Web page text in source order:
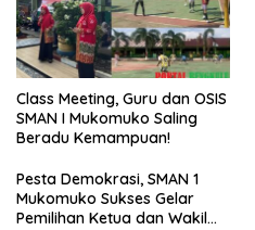
Class Meeting, Guru dan OSIS
SMAN I Mukomuko Saling
Beradu Kemampuan!
Pesta Demokrasi, SMAN 1
Mukomuko Sukses Gelar
Pemilihan Ketua dan Wakil